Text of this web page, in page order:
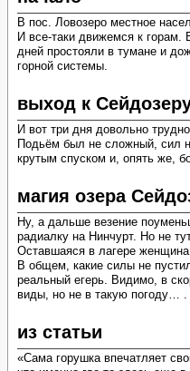
В пос. Ловозеро местное
И все-таки движемся к горам.
дней простояли в тумане и
горной системы.
выход к
И вот три дня довольно
Подьём был не сложный, сил
крутым спуском и, опять же,
магия озера
Ну, а дальше везение
радиалку на Нинчурт. Но не
Оставшаяся в лагере
В общем, какие силы не
реальный егерь. Видимо, в
виды, но не в такую погоду…
из статьи
«Сама горушка впечатляет